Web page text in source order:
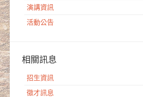
演講資訊
活動公告
相關訊息
招生資訊
徵才訊息